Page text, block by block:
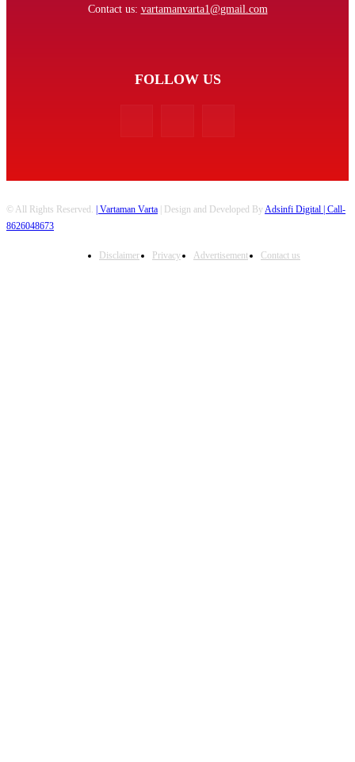
Contact us: vartamanvarta1@gmail.com
FOLLOW US
© All Rights Reserved. | Vartaman Varta | Design and Developed ByAdsinfi Digital | Call-
8626048673
Disclaimer Privacy Advertisement Contact us